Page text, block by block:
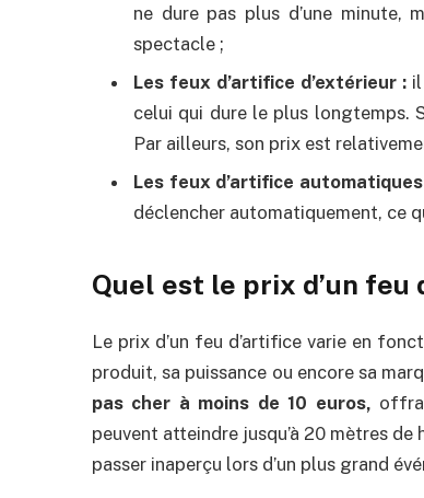
ne dure pas plus d’une minute,
spectacle ;
Les feux d’artifice d’extérieur :
celui qui dure le plus longtemps.
Par ailleurs, son prix est
Les feux d’artifice automatiques
déclencher automatiquement, ce
Quel est le prix d’un feu
Le prix d’un feu d’artifice varie en
produit, sa puissance ou encore sa
pas cher à moins de 10 euros,
peuvent atteindre jusqu’à 20 mètres
passer inaperçu lors d’un plus grand